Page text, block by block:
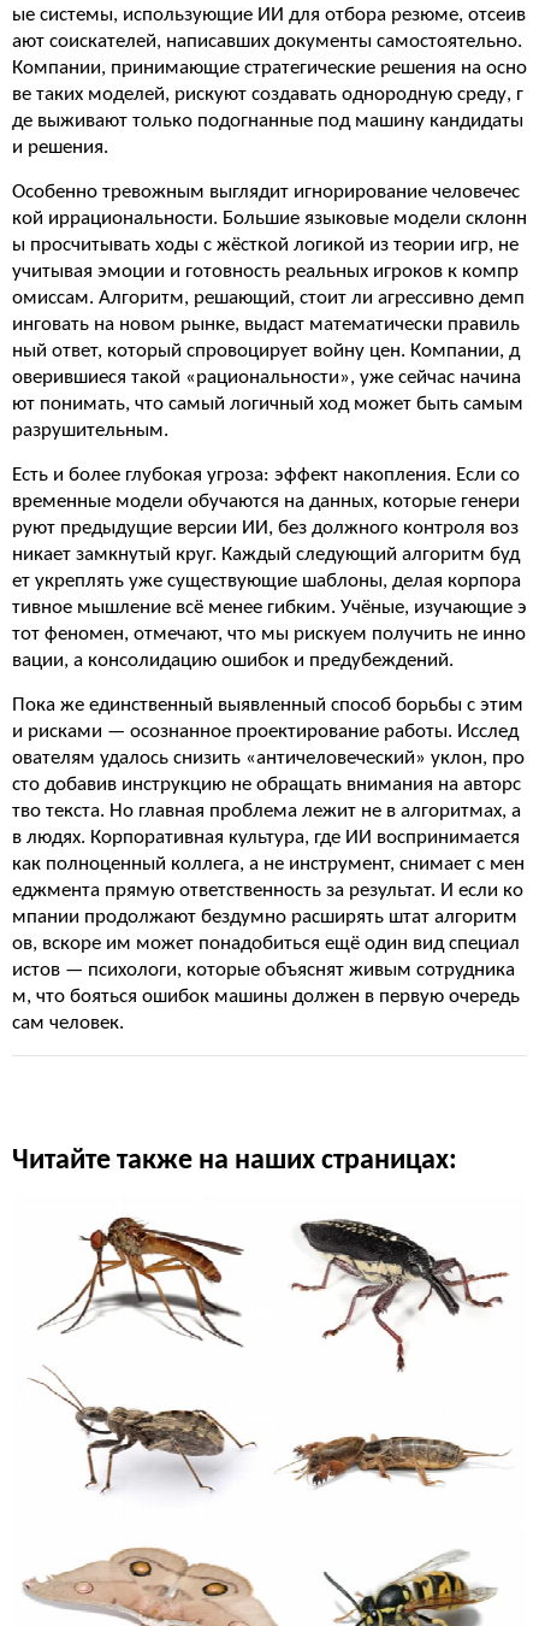
ые системы, использующие ИИ для отбора резюме, отсеив
ают соискателей, написавших документы самостоятельно.
Компании, принимающие стратегические решения на осно
ве таких моделей, рискуют создавать однородную среду, г
де выживают только подогнанные под машину кандидаты
и решения.
Особенно тревожным выглядит игнорирование человечес
кой иррациональности. Большие языковые модели склонн
ы просчитывать ходы с жёсткой логикой из теории игр, не
учитывая эмоции и готовность реальных игроков к компр
омиссам. Алгоритм, решающий, стоит ли агрессивно демп
инговать на новом рынке, выдаст математически правиль
ный ответ, который спровоцирует войну цен. Компании, д
оверившиеся такой «рациональности», уже сейчас начина
ют понимать, что самый логичный ход может быть самым
разрушительным.
Есть и более глубокая угроза: эффект накопления. Если со
временные модели обучаются на данных, которые генери
руют предыдущие версии ИИ, без должного контроля воз
никает замкнутый круг. Каждый следующий алгоритм буд
ет укреплять уже существующие шаблоны, делая корпора
тивное мышление всё менее гибким. Учёные, изучающие э
тот феномен, отмечают, что мы рискуем получить не инно
вации, а консолидацию ошибок и предубеждений.
Пока же единственный выявленный способ борьбы с этим
и рисками — осознанное проектирование работы. Исслед
ователям удалось снизить «античеловеческий» уклон, про
сто добавив инструкцию не обращать внимания на авторс
тво текста. Но главная проблема лежит не в алгоритмах, а
в людях. Корпоративная культура, где ИИ воспринимается
как полноценный коллега, а не инструмент, снимает с мен
еджмента прямую ответственность за результат. И если ко
мпании продолжают бездумно расширять штат алгоритм
ов, вскоре им может понадобиться ещё один вид специал
истов — психологи, которые объяснят живым сотрудника
м, что бояться ошибок машины должен в первую очередь
сам человек.
Читайте также на наших страницах: